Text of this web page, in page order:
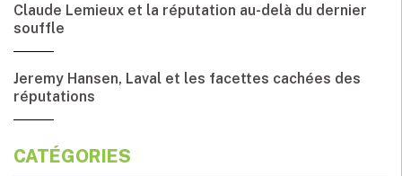
Claude Lemieux et la réputation au-delà du dernier
souffle
Jeremy Hansen, Laval et les facettes cachées des
réputations
CATÉGORIES